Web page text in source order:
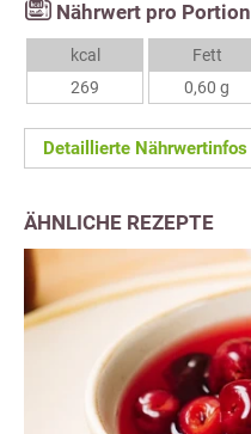
Nährwert pro Portion
kcal
269
Fett
0,60 g
Detaillierte Nährwertinfos
ÄHNLICHE REZEPTE